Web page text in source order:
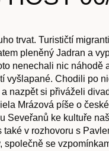
trvat. Turističtí
pleněný Jadran a
nenechali nic náhodě
vyšlapané. Chodili po
nazpět si přiváželi
Mrázová píše o
Seveřanů ke kultuře
také v rozhovoru s
společně se